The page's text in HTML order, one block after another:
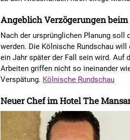
Angeblich Verzögerungen beim
Nach der ursprünglichen Planung
werden. Die Kölnische Rundschau
ein Jahr später der Fall sein wird. Auf
Arbeiten griffen nicht so ineinander
Verspätung. Kölnische Rundschau
Neuer Chef im Hotel The